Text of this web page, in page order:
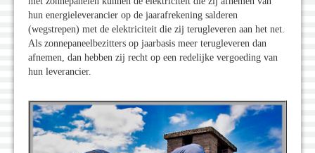
hun energieleverancier op de jaarafrekening salderen
(wegstrepen) met de elektriciteit die zij terugleveren aan het net.
Als zonnepaneelbezitters op jaarbasis meer terugleveren dan
afnemen, dan hebben zij recht op een redelijke vergoeding van
hun leverancier.